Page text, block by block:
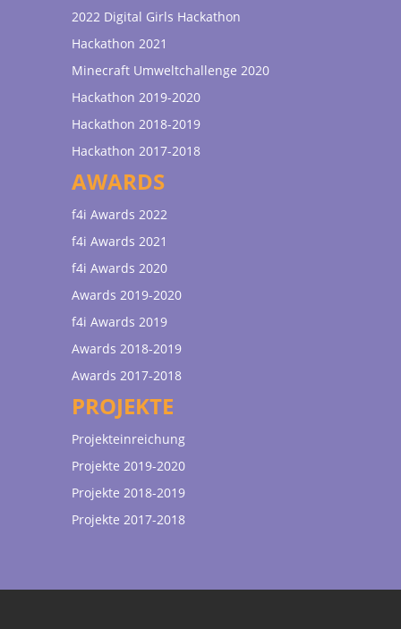
2022 Digital Girls Hackathon
Hackathon 2021
Minecraft Umweltchallenge 2020
Hackathon 2019-2020
Hackathon 2018-2019
Hackathon 2017-2018
AWARDS
f4i Awards 2022
f4i Awards 2021
f4i Awards 2020
Awards 2019-2020
f4i Awards 2019
Awards 2018-2019
Awards 2017-2018
PROJEKTE
Projekteinreichung
Projekte 2019-2020
Projekte 2018-2019
Projekte 2017-2018